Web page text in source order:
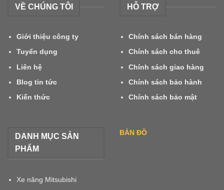
VỀ CHÚNG TÔI
Giới thiệu công ty
Tuyển dụng
Liên hệ
Blog tin tức
Kiến thức
HỖ TRỢ
Chính sách bán hàng
Chính sách cho thuê
Chính sách giao hàng
Chính sách bảo hành
Chính sách bảo mật
DANH MỤC SẢN
PHẨM
Xe nâng Mitsubishi
BẢN ĐỒ